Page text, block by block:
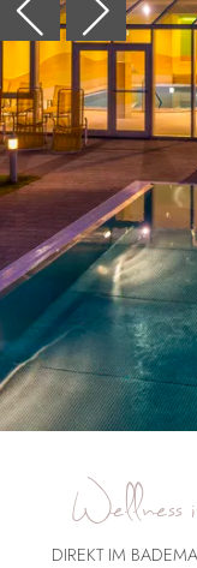
Wellness
DIREKT IM